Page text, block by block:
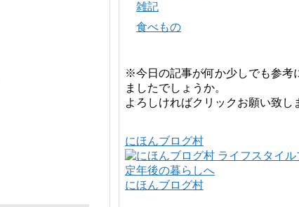
雑記
食べもの
※今日の記事が何か少しでも参考
ましたでしょう
よろしければクリックお願い致し
にほんブログ村
にほんブログ村